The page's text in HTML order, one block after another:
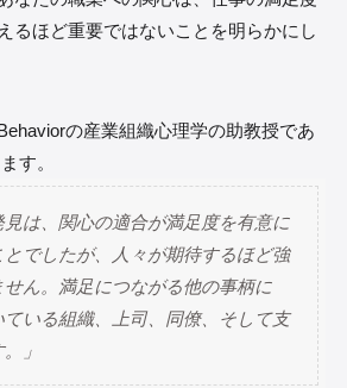
るほど重要ではないことを明らかにし
の産業組織心理学の助教授であ
す。
見は、関心の適合が満足度を有意に
とでしたが、人々が期待するほど強
ん。満足につながる他の事柄に
いる組織、上司、同僚、そして支
」